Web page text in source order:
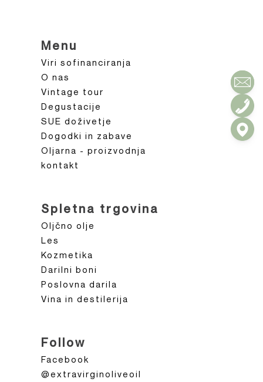
Menu
Viri sofinanciranja
O nas
Vintage tour
Degustacije
SUE doživetje
Dogodki in zabave
Oljarna - proizvodnja
kontakt
Spletna trgovina
Oljčno olje
Les
Kozmetika
Darilni boni
Poslovna darila
Vina in destilerija
Follow
Facebook
@extravirginoliveoil